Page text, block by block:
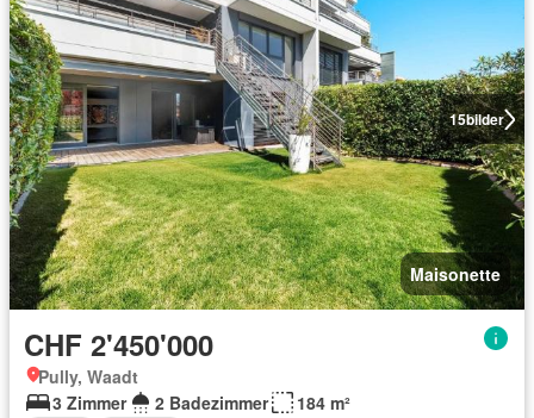
15bilder
Maisonette
CHF 2'450'000
Pully, Waadt
3 Zimmer
2 Badezimmer
184 m²